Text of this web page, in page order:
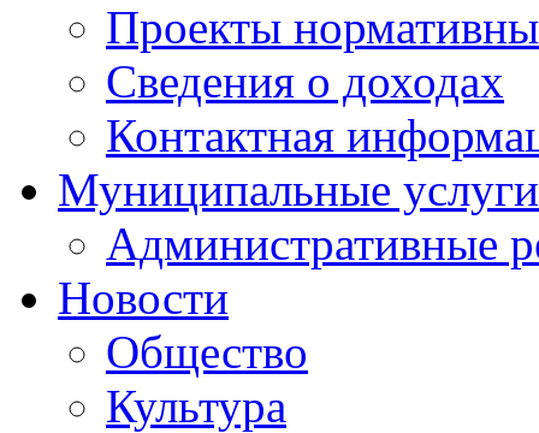
Проекты
Сведения о доходах
Контактная
Муниципальные услуги
Административные
Новости
Общество
Культура